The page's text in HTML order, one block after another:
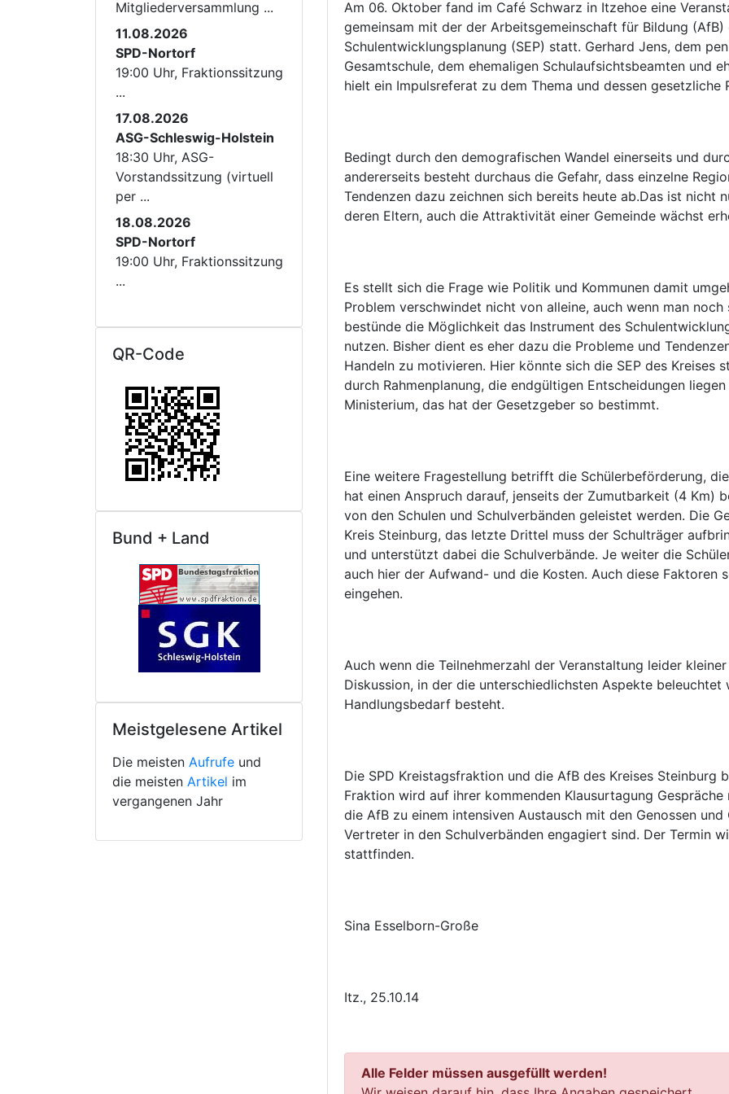
Mitgliederversammlung ...
11.08.2026
SPD-Nortorf
19:00 Uhr, Fraktionssitzung
...
17.08.2026
ASG-Schleswig-Holstein
18:30 Uhr, ASG-
Vorstandssitzung (virtuell
per ...
18.08.2026
SPD-Nortorf
19:00 Uhr, Fraktionssitzung
...
QR-Code
Bund + Land
Meistgelesene Artikel
Die meisten Aufrufe und
die meisten Artikel im
vergangenen Jahr
Am 06. Oktober fand im Café Schwarz in Itzehoe eine
gemeinsam mit der der Arbeitsgemeinschaft für Bildung (AfB)
Schulentwicklungsplanung (SEP) statt. Gerhard Jens, dem
Gesamtschule, dem ehemaligen Schulaufsichtsbeamten und
hielt ein Impulsreferat zu dem Thema und dessen gesetzliche
Bedingt durch den demografischen Wandel einerseits und
andererseits besteht durchaus die Gefahr, dass einzelne
Tendenzen dazu zeichnen sich bereits heute ab.Das ist nicht
deren Eltern, auch die Attraktivität einer Gemeinde wächst
Es stellt sich die Frage wie Politik und Kommunen damit
Problem verschwindet nicht von alleine, auch wenn man
bestünde die Möglichkeit das Instrument des
nutzen. Bisher dient es eher dazu die Probleme und
Handeln zu motivieren. Hier könnte sich die SEP des Kreises
durch Rahmenplanung, die endgültigen Entscheidungen
Ministerium, das hat der Gesetzgeber so bestimmt.
Eine weitere Fragestellung betrifft die Schülerbeförderung,
hat einen Anspruch darauf, jenseits der Zumutbarkeit (4 Km)
von den Schulen und Schulverbänden geleistet werden. Die
Kreis Steinburg, das letzte Drittel muss der Schulträger
und unterstützt dabei die Schulverbände. Je weiter die
auch hier der Aufwand- und die Kosten. Auch diese Faktoren
eingehen.
Auch wenn die Teilnehmerzahl der Veranstaltung leider
Diskussion, in der die unterschiedlichsten Aspekte beleuchtet
Handlungsbedarf besteht.
Die SPD Kreistagsfraktion und die AfB des Kreises Steinburg
Fraktion wird auf ihrer kommenden Klausurtagung
die AfB zu einem intensiven Austausch mit den Genossen und
Vertreter in den Schulverbänden engagiert sind. Der Termin
stattfinden.
Sina Esselborn-Große
Itz., 25.10.14
Alle Felder müssen ausgefüllt werden!